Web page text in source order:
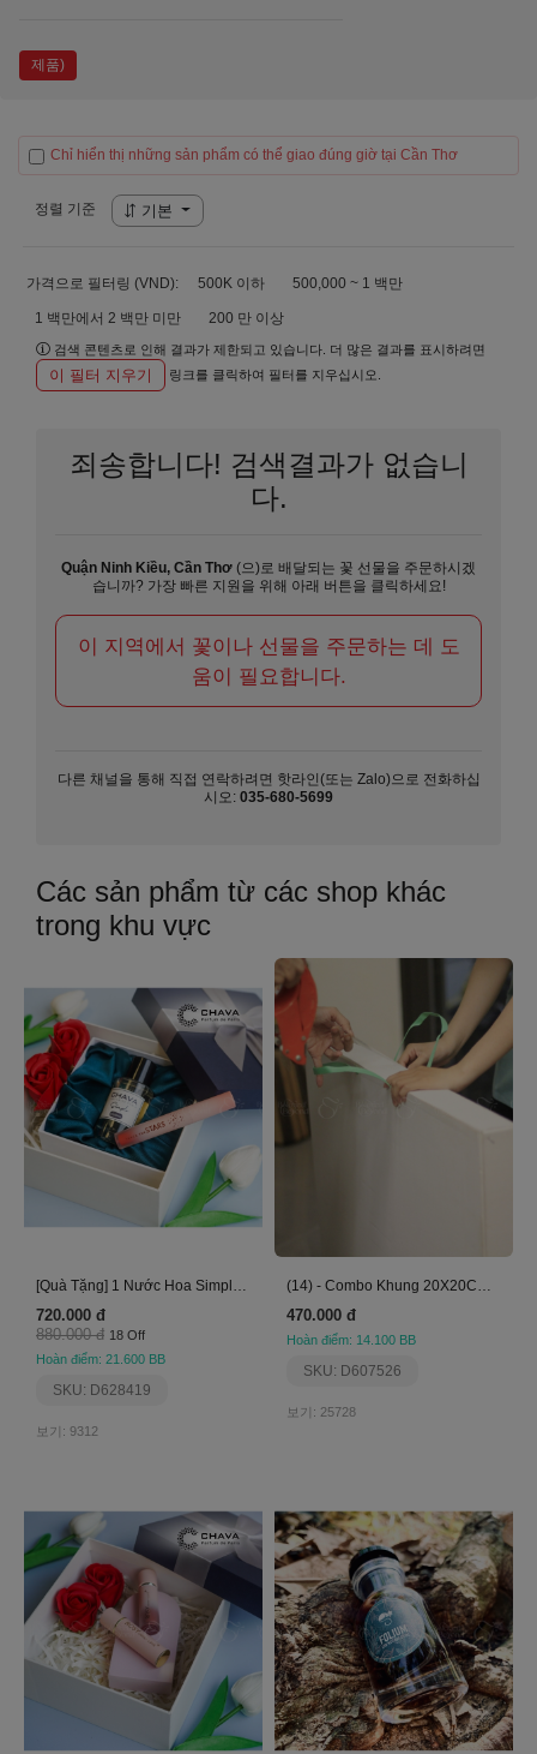
제품)
Chỉ hiển thị những sản phẩm có thể giao đúng giờ tại Cần Thơ
정렬 기준 기본
가격으로 필터링 (VND): 500K 이하 500,000 ~ 1 백만
1 백만에서 2 백만 미만 200 만 이상
검색 콘텐츠로 인해 결과가 제한되고 있습니다. 더 많은 결과를 표시하려면
이 필터 지우기 링크를 클릭하여 필터를 지우십시오.
죄송합니다! 검색결과가 없습니
다.
Quận Ninh Kiều, Cần Thơ (으)로 배달되는 꽃 선물을 주문하시겠
습니까? 가장 빠른 지원을 위해 아래 버튼을 클릭하세요!
이 지역에서 꽃이나 선물을 주문하는 데 도
움이 필요합니다.
다른 채널을 통해 직접 연락하려면 핫라인(또는 Zalo)으로 전화하십
시오: 035-680-5699
Các sản phẩm từ các shop khác
trong khu vực
[Quà Tặng] 1 Nước Hoa Simple 50Ml+1 Son Stars Rosy
720.000 đ
880.000 đ 18 Off
Hoàn điểm: 21.600 BB
SKU: D628419
보기: 9312
(14) - Combo Khung 20X20Cm Và 30X30Cm
470.000 đ
Hoàn điểm: 14.100 BB
SKU: D607526
보기: 25728